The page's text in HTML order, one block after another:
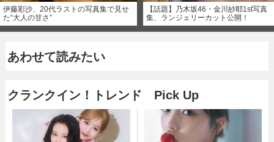
伊藤彩沙、20代ラストの写真集で見せ
た“大人の甘さ”
【話題】乃木坂46・金川紗耶1st写真
集、ランジェリーカット公開！
あわせて読みたい
クランクイン！トレンド Pick Up